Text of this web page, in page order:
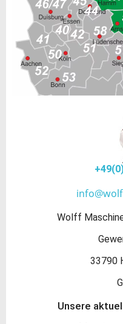
Wolff
33790
Unsere